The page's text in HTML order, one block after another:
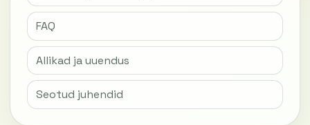
FAQ
Allikad ja uuendus
Seotud juhendid